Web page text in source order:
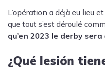
L’opération a déjà eu lieu
que tout s’est déroulé
qu’en 2023 le derby sera
¿Qué lesión